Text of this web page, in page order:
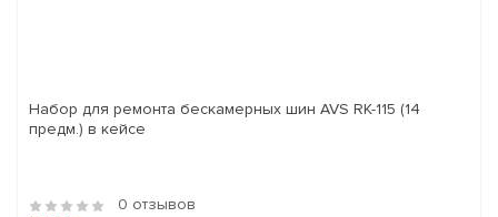
Набор для ремонта бескамерных шин AVS RK-115 (14
предм.) в кейсе
0 отзывов